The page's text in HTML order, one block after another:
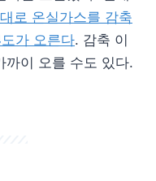
대로 온실가스를 감축
도가 오른다. 감축 이
까이 오를 수도 있다.